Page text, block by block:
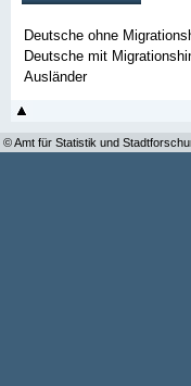
Deutsche ohne
Deutsche mit
Ausländer
© Amt für Statistik und